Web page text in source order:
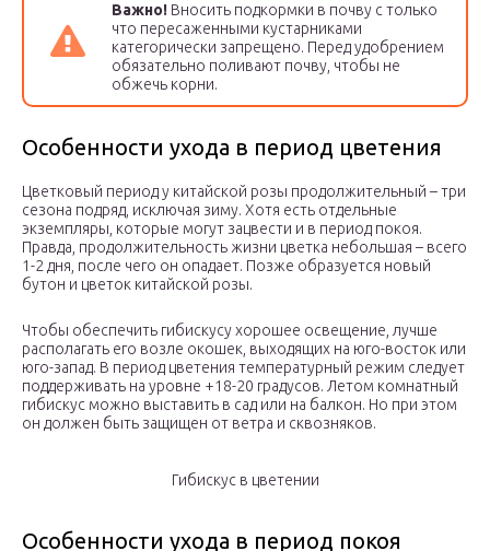
Важно! Вносить подкормки в почву с только
что пересаженными кустарниками
категорически запрещено. Перед удобрением
обязательно поливают почву, чтобы не
обжечь корни.
Особенности ухода в период цветения
Цветковый период у китайской розы продолжительный – три
сезона подряд, исключая зиму. Хотя есть отдельные
экземпляры, которые могут зацвести и в период покоя.
Правда, продолжительность жизни цветка небольшая – всего
1-2 дня, после чего он опадает. Позже образуется новый
бутон и цветок китайской розы.
Чтобы обеспечить гибискусу хорошее освещение, лучше
располагать его возле окошек, выходящих на юго-восток или
юго-запад. В период цветения температурный режим следует
поддерживать на уровне +18-20 градусов. Летом комнатный
гибискус можно выставить в сад или на балкон. Но при этом
он должен быть защищен от ветра и сквозняков.
Гибискус в цветении
Особенности ухода в период покоя